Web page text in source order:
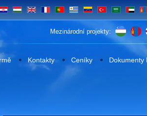
HR HU EN PT UY VE TR SA UAE MN
Mezinárodní projekty:
Kontakty Ceníky Dokumenty